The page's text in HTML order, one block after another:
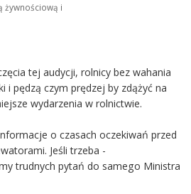
żywnościową i
tej audycji, rolnicy bez wahania
i pędzą czym prędzej by zdążyć na
wydarzenia w rolnictwie.
o czasach oczekiwań przed
Jeśli trzeba -
trudnych pytań do samego Ministra